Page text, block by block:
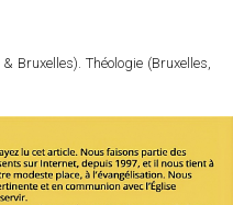
Bruxelles). Théologie (Bruxelles,